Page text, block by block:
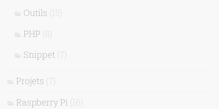
Outils (15)
PHP (8)
Snippet (7)
Projets (7)
Raspberry Pi (16)